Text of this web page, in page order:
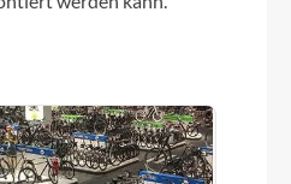
X10-93